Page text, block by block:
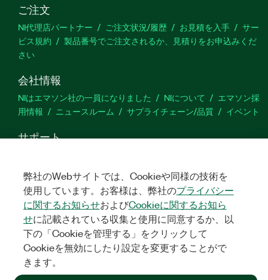
ご注文
NI代理店パートナー ご注文状況/履歴 お見積を入手
サー
ビス規約
製品番号でご注文されるか、見積りをお申込みくだ
さい
会社情報
NIはエマソン社の一員になりました NIについて
エマソン採
用情報
ニュースルーム サプライチェーン/品質 イベント
サポート
するご意見
TwitterYouTube
©NATIONAL INSTRUMENTS CORP. ALL RIGHTS RESERVED.
弊社のWebサイトでは、Cookieや同様の技術を
使用しています。お客様は、弊社のプライバシー
に関するお知らせおよびCookieに関するお知ら
せに記載されている収集と使用に同意するか、以
下の「Cookieを管理する」をクリックして
Cookieを無効にしたり設定を変更することがで
きます。